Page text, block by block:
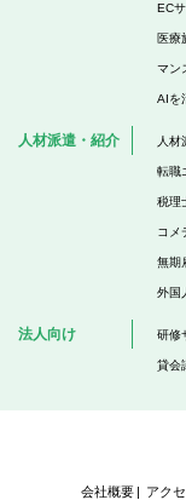
EC
医療
マン
AIを
人材派遣・紹介 人材
転職
税理
コメ
無期
外国
法人向け 研修
貸会
会社概要 アク